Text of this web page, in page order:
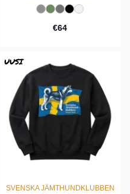
€64
UUSI
SVENSKA JÄMTHUNDKLUBBEN